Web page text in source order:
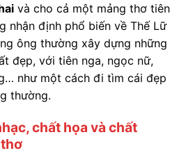
và cho cả một mảng thơ tiên
nhận định phổ biến về Thế Lữ
ông thường xây dựng những
đẹp, với tiên nga, ngọc nữ,
như một cách đi tìm cái đẹp
thường.
chất họa và chất